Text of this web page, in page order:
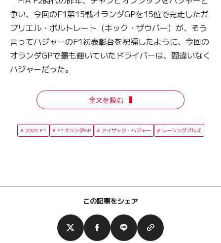
争い、今回のF1第15戦オランダGPを15位で完走したガ
ブリエル・ボルトレート（キック・ザウバー）が、そう
言ってハジャーのF1初表彰台を祝福したように、今回の
オランダGPで最も輝いていたドライバーは、間違いなく
ハジャーだった。
全文を読む
2025 F1 F1オランダGP アイザック・ハジャー レーシングブルズ
この記事をシェア